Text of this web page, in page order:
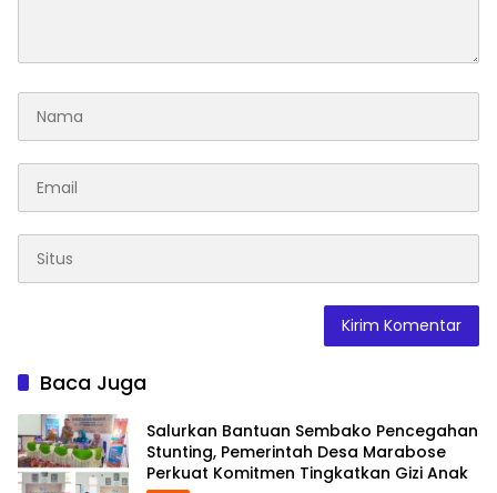
Baca Juga
Salurkan Bantuan Sembako Pencegahan
Stunting, Pemerintah Desa Marabose
Perkuat Komitmen Tingkatkan Gizi Anak